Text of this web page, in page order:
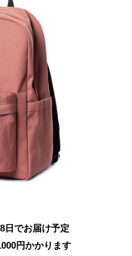
日でお届け予定
円かかります